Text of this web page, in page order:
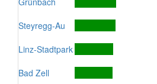
Steyregg-Au
Linz-Stadtpark
Bad Zell